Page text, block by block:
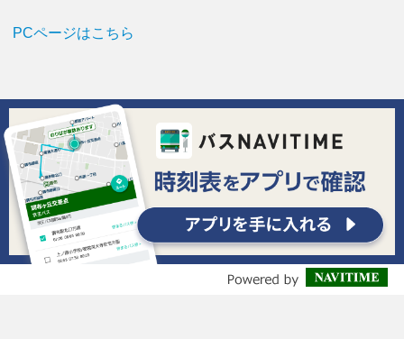
PCページはこちら